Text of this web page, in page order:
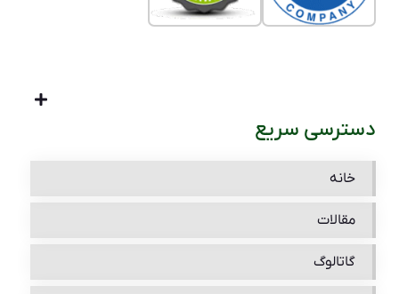
دسترسی سریع
خانه
مقالات
گاتالوگ